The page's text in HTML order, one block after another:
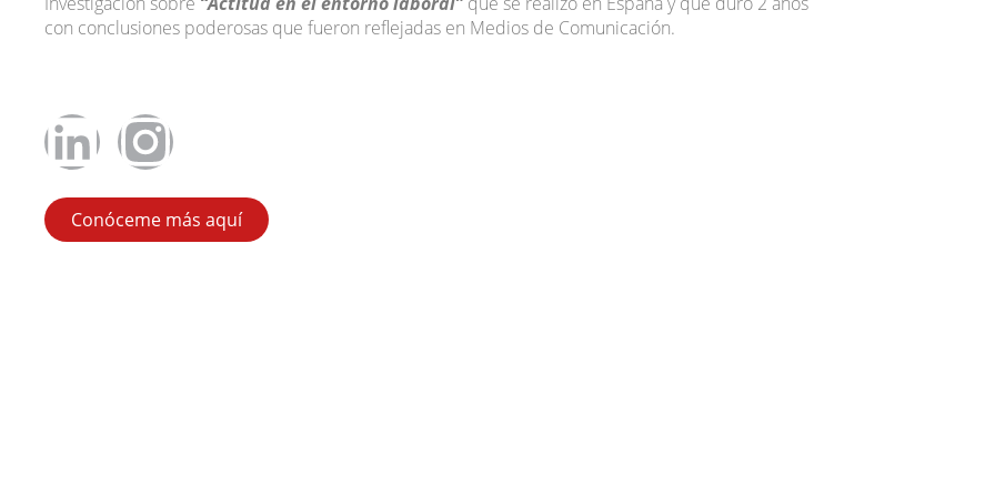
con conclusiones poderosas que fueron reflejadas en Medios de Comunicación.
Conóceme más aquí